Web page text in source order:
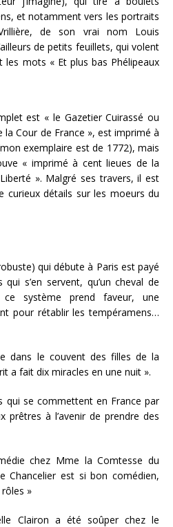
et notamment vers les portraits
de son vrai nom Louis
de petits feuillets, qui volent
mots « Et plus bas Phélipeaux
est « le Gazetier Cuirassé ou
la Cour de France », est imprimé à
exemplaire est de 1772), mais
« imprimé à cent lieues de la
». Malgré ses travers, il est
curieux détails sur les moeurs du
qui débute à Paris est payé
s’en servent, qu’un cheval de
système prend faveur, une
pour rétablir les tempéramens…
dans le couvent des filles de la
a fait dix miracles en une nuit ».
qui se commettent en France par
prêtres à l’avenir de prendre des
chez Mme la Comtesse du
Chancelier est si bon comédien,
»
Clairon a été soûper chez le